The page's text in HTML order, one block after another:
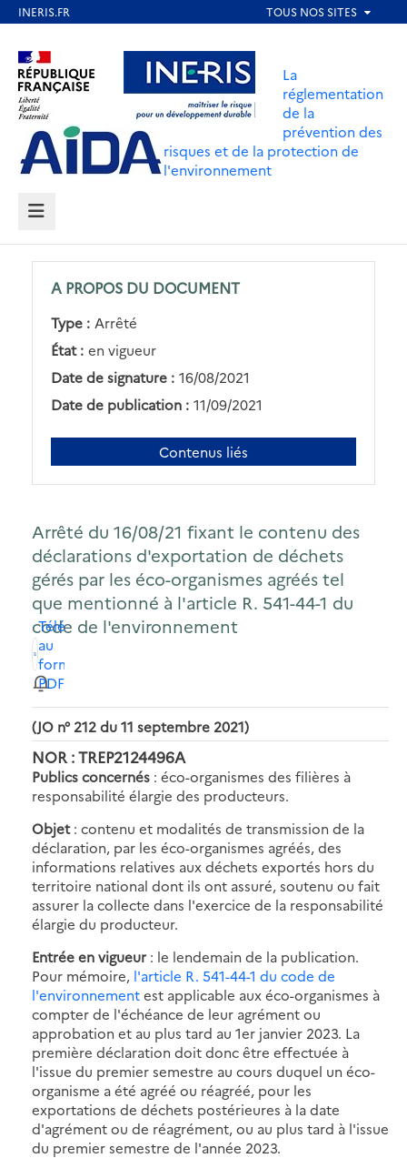
contenu
principal
Aller au contenu Aller au menu
Aller au pied de page
La
réglementation
de la
prévention des
risques et de la protection de
l'environnement
MENU
A PROPOS DU DOCUMENT
Type : Arrêté
État : en vigueur
Date de signature : 16/08/2021
Date de publication : 11/09/2021
Contenus liés
Arrêté du 16/08/21 fixant le contenu des
déclarations d'exportation de déchets
gérés par les éco-organismes agréés tel
que mentionné à l'article R. 541-44-1 du
code de l'environnement
Télécharger
au
format
PDF
(JO n° 212 du 11 septembre 2021)
NOR : TREP2124496A
Publics concernés : éco-organismes des filières à
responsabilité élargie des producteurs.
Objet: contenu et modalités de transmission de la
déclaration, par les éco-organismes agréés, des
informations relatives aux déchets exportés hors du
territoire national dont ils ont assuré, soutenu ou fait
assurer la collecte dans l'exercice de la responsabilité
élargie du producteur.
Entrée en vigueur : le lendemain de la publication.
Pour mémoire, l'article R. 541-44-1 du code de
l'environnementest applicable aux éco-organismes à
compter de l'échéance de leur agrément ou
approbation et au plus tard au 1er janvier 2023. La
première déclaration doit donc être effectuée à
l'issue du premier semestre au cours duquel un éco-
organisme a été agréé ou réagréé, pour les
exportations de déchets postérieures à la date
d'agrément ou de réagrément, ou au plus tard à l'issue
du premier semestre de l'année 2023.